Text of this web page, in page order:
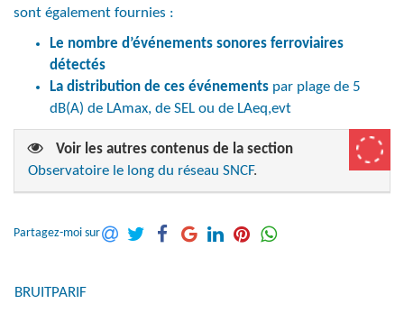
sont également fournies :
Le nombre d’événements sonores ferroviaires
détectés
La distribution de ces événements par plage de 5
dB(A) de LAmax, de SEL ou de LAeq,evt
Voir les autres contenus de la section
Observatoire le long du réseau SNCF.
Partagez-moi sur
BRUITPARIF